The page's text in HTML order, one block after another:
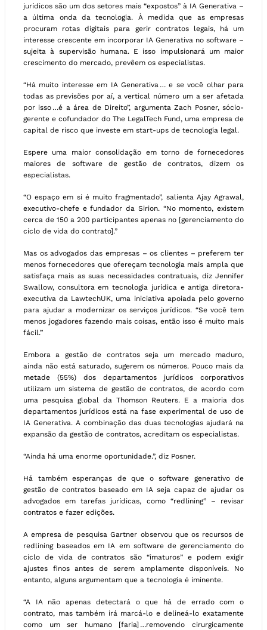
jurídicos são um dos setores mais “expostos” à IA Generativa –
a última onda da tecnologia. À medida que as empresas
procuram rotas digitais para gerir contratos legais, há um
interesse crescente em incorporar IA Generativa no software –
sujeita à supervisão humana. E isso impulsionará um maior
crescimento do mercado, prevêem os especialistas.
“Há muito interesse em IA Generativa … e se você olhar para
todas as previsões por aí, a vertical número um a ser afetada
por isso …é a área de Direito”, argumenta Zach Posner, sócio-
gerente e cofundador do The LegalTech Fund, uma empresa de
capital de risco que investe em start-ups de tecnologia legal.
Espere uma maior consolidação em torno de fornecedores
maiores de software de gestão de contratos, dizem os
especialistas.
“O espaço em si é muito fragmentado”, salienta Ajay Agrawal,
executivo-chefe e fundador da Sirion. “No momento, existem
cerca de 150 a 200 participantes apenas no [gerenciamento do
ciclo de vida do contrato].”
Mas os advogados das empresas – os clientes – preferem ter
menos fornecedores que ofereçam tecnologia mais ampla que
satisfaça mais as suas necessidades contratuais, diz Jennifer
Swallow, consultora em tecnologia jurídica e antiga diretora-
executiva da LawtechUK, uma iniciativa apoiada pelo governo
para ajudar a modernizar os serviços jurídicos. “Se você tem
menos jogadores fazendo mais coisas, então isso é muito mais
fácil.”
Embora a gestão de contratos seja um mercado maduro,
ainda não está saturado, sugerem os números. Pouco mais da
metade (55%) dos departamentos jurídicos corporativos
utilizam um sistema de gestão de contratos, de acordo com
uma pesquisa global da Thomson Reuters. E a maioria dos
departamentos jurídicos está na fase experimental de uso de
IA Generativa. A combinação das duas tecnologias ajudará na
expansão da gestão de contratos, acreditam os especialistas.
“Ainda há uma enorme oportunidade.”, diz Posner.
Há também esperanças de que o software generativo de
gestão de contratos baseado em IA seja capaz de ajudar os
advogados em tarefas jurídicas, como “redlining” – revisar
contratos e fazer edições.
A empresa de pesquisa Gartner observou que os recursos de
redlining baseados em IA em software de gerenciamento do
ciclo de vida de contratos são “imaturos” e podem exigir
ajustes finos antes de serem amplamente disponíveis. No
entanto, alguns argumentam que a tecnologia é iminente.
“A IA não apenas detectará o que há de errado com o
contrato, mas também irá marcá-lo e delineá-lo exatamente
como um ser humano [faria] …removendo cirurgicamente